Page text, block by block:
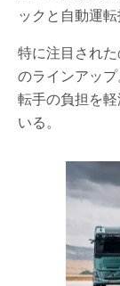
ックと自動運
特に注目され
のラインアッ
転手の負担を
いる。